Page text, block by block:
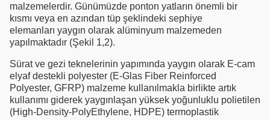
malzemelerdir. Günümüzde ponton yatların önemli bir
kısmı veya en azından tüp şeklindeki sephiye
elemanları yaygın olarak alüminyum malzemeden
yapılmaktadır (Şekil 1,2).
Sürat ve gezi teknelerinin yapımında yaygın olarak E-cam
elyaf destekli polyester (E-Glas Fiber Reinforced
Polyester, GFRP) malzeme kullanılmakla birlikte artık
kullanımı giderek yaygınlaşan yüksek yoğunluklu polietilen
(High-Density-PolyEthylene, HDPE) termoplastik